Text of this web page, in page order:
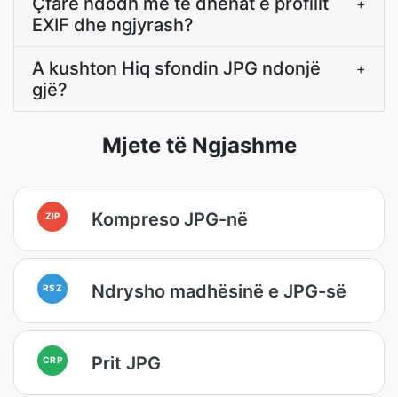
EXIF dhe ngjyrash?
+
A kushton Hiq sfondin JPG ndonjë
gjë?
+
Mjete të Ngjashme
ZIP Kompreso JPG-në
RSZ Ndrysho madhësinë e JPG-së
CRP Prit JPG